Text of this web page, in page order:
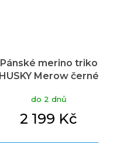
Pánské merino triko
HUSKY Merow černé
do 2 dnů
2 199 Kč